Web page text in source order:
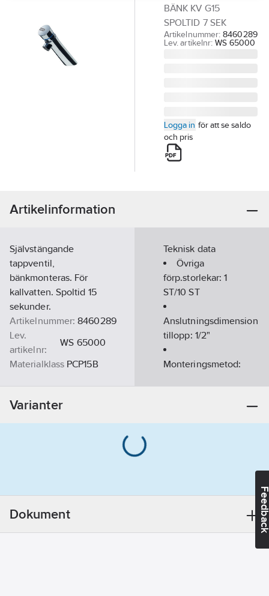
BÄNK KV G15
SPOLTID 7 SEK
Artikelnummer: 8460289
Lev. artikelnr: WS 65000
Logga in för att se saldo
och pris
Artikelinformation
Självstängande
tappventil,
bänkmonteras. För
kallvatten. Spoltid 15
sekunder.
Artikelnummer: 8460289
Lev.
artikelnr:
WS 65000
Materialklass PCP15B
Teknisk data
Övriga
förp.storlekar:1
ST/10 ST
Anslutningsdimension
tillopp: 1/2"
Monteringsmetod:
Mässing
Utförande
strålsamlare:Ja
Varianter
Dokument